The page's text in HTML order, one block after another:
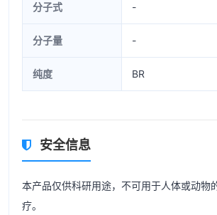
分子式 -
分子量 -
纯度 BR
安全信息
本产品仅供科研用途，不可用于人体或动物
疗。